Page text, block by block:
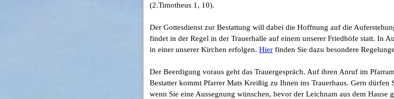
(2.Timotheus 1, 10).
Der Gottesdienst zur Bestattung will dabei die Hoffnung auf die
findet in der Regel in der Trauerhalle auf einem unserer Friedhöfe statt. In
in einer unserer Kirchen erfolgen. Hier finden Sie dazu besondere
Der Beerdigung voraus geht das Trauergespräch. Auf ihren Anruf im
Bestatter kommt Pfarrer Mats Kreißig zu Ihnen ins Trauerhaus. Gern dürfen
wenn Sie eine Aussegnung wünschen, bevor der Leichnam aus dem Hause